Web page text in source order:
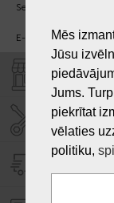
Sest. un Sv. - brīvs.
E-pasts:
VEIKALI
Mēs
Jūsu
Jums.
piekrītat
vēlaties
politiku,